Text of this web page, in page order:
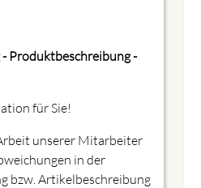
Produktbeschreibung -
für Sie!
unserer Mitarbeiter
in der
bzw. Artikelbeschreibung